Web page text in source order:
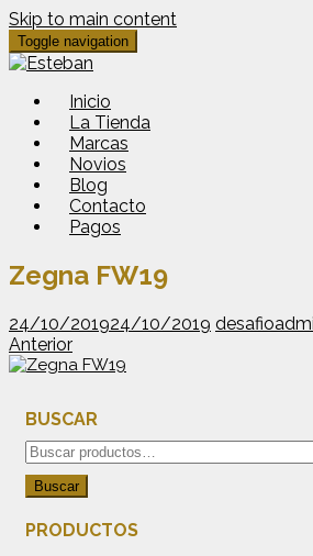
Skip to main content
Toggle navigation
Inicio
La Tienda
Marcas
Novios
Blog
Contacto
Pagos
Zegna FW19
24/10/201924/10/2019
Anterior
BUSCAR
Buscar
por:
Buscar
PRODUCTOS